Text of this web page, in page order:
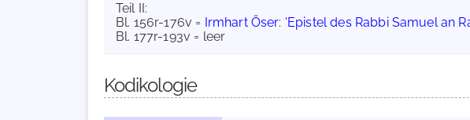
Teil II:
Bl. 156r-176v = Irmhart Öser: 'Epistel des Rabbi Samuel an
Bl. 177r-193v = leer
Kodikologie